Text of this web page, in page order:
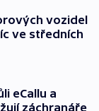
vozidel
ve středních
eCallu a
záchranáře